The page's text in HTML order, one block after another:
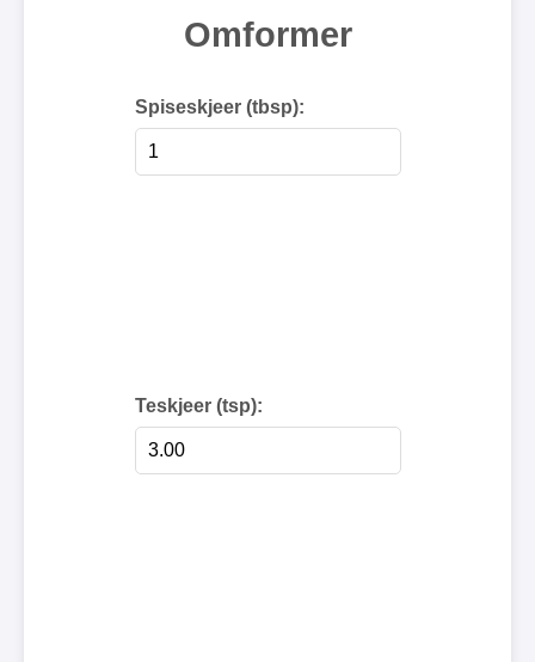
Omformer
Spiseskjeer (tbsp):
Teskjeer (tsp):